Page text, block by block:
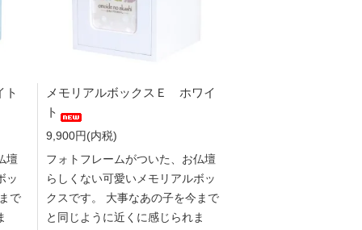
ト
壇
ッ
で
メモリアルボックスＥ ホワイ
ト
9,900円(内税)
フォトフレームがついた、お仏壇
らしくない可愛いメモリアルボッ
クスです。 大事なあの子を今まで
と同じように近くに感じられま